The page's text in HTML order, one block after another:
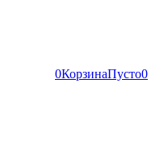
0КорзинаПусто0